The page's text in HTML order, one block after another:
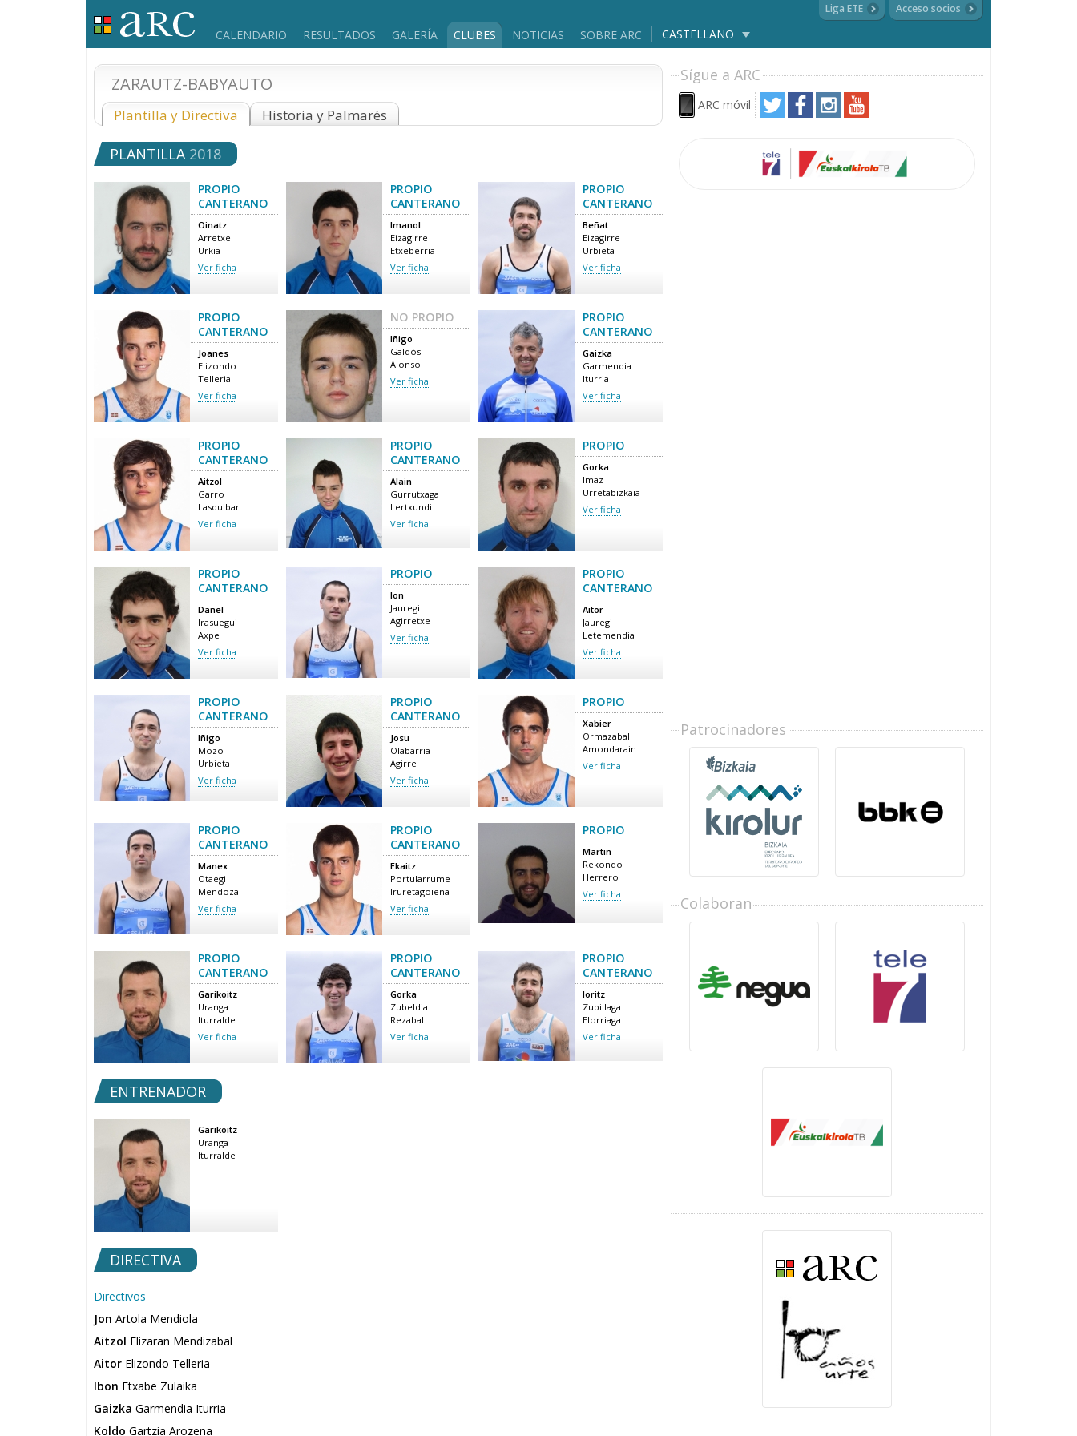
CALENDARIO RESULTADOS GALERÍA CLUBES NOTICIAS SOBRE ARC CASTELLANO
Liga ETE Acceso socios
ZARAUTZ-BABYAUTO
Plantilla y Directiva Historia y Palmarés
PLANTILLA 2018
PROPIO
CANTERANO
Oinatz
Arretxe
Urkia
Ver ficha
PROPIO
CANTERANO
Imanol
Eizagirre
Etxeberria
Ver ficha
PROPIO
CANTERANO
Beñat
Eizagirre
Urbieta
Ver ficha
PROPIO
CANTERANO
Joanes
Elizondo
Telleria
Ver ficha
NO PROPIO
Iñigo
Galdós
Alonso
Ver ficha
PROPIO
CANTERANO
Gaizka
Garmendia
Iturria
Ver ficha
PROPIO
CANTERANO
Aitzol
Garro
Lasquibar
Ver ficha
PROPIO
CANTERANO
Alain
Gurrutxaga
Lertxundi
Ver ficha
PROPIO
Gorka
Imaz
Urretabizkaia
Ver ficha
PROPIO
CANTERANO
Danel
Irasuegui
Axpe
Ver ficha
PROPIO
Ion
Jauregi
Agirretxe
Ver ficha
PROPIO
CANTERANO
Aitor
Jauregi
Letemendia
Ver ficha
PROPIO
CANTERANO
Iñigo
Mozo
Urbieta
Ver ficha
PROPIO
CANTERANO
Josu
Olabarria
Agirre
Ver ficha
PROPIO
Xabier
Ormazabal
Amondarain
Ver ficha
PROPIO
CANTERANO
Manex
Otaegi
Mendoza
Ver ficha
PROPIO
CANTERANO
Ekaitz
Portularrume
Iruretagoiena
Ver ficha
PROPIO
Martin
Rekondo
Herrero
Ver ficha
PROPIO
CANTERANO
Garikoitz
Uranga
Iturralde
Ver ficha
PROPIO
CANTERANO
Gorka
Zubeldia
Rezabal
Ver ficha
PROPIO
CANTERANO
Ioritz
Zubillaga
Elorriaga
Ver ficha
ENTRENADOR
Garikoitz
Uranga
Iturralde
DIRECTIVA
Directivos
Jon Artola Mendiola
Aitzol Elizaran Mendizabal
Aitor Elizondo Telleria
Ibon Etxabe Zulaika
Gaizka Garmendia Iturria
Koldo Gartzia Arozena
Sígue a ARC
ARC móvil
Patrocinadores
Colaboran